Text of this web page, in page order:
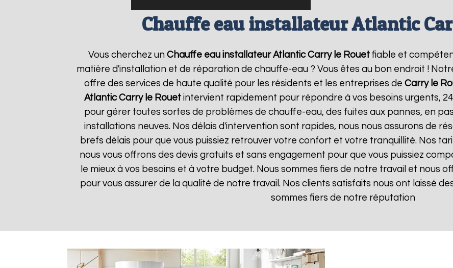
Chauffe eau installateur Atlantic
Vous cherchez un Chauffe eau installateur Atlantic Carry le Rouet fiable et
matière d'installation et de réparation de chauffe-eau ? Vous êtes au bon endroit !
offre des services de haute qualité pour les résidents et les entreprises de Carry le
Atlantic Carry le Rouetintervient rapidement pour répondre à vos besoins urgents,
pour gérer toutes sortes de problèmes de chauffe-eau, des fuites aux pannes, en
installations neuves. Nos délais d'intervention sont rapides, nous nous assurons de
brefs délais pour que vous puissiez retrouver votre confort et votre tranquillité. Nos
nous vous offrons des devis gratuits et sans engagement pour que vous puissiez
le mieux à vos besoins et à votre budget. Nous sommes fiers de notre travail et nous
pour vous assurer de la qualité de notre travail. Nos clients satisfaits nous ont laissé
sommes fiers de notre réputation